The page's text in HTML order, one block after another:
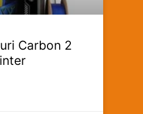
Carbon 2